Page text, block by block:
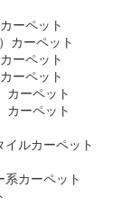
ーペット
カーペット
ーペット
ーペット
カーペット
カーペット
イルカーペット
カーペット